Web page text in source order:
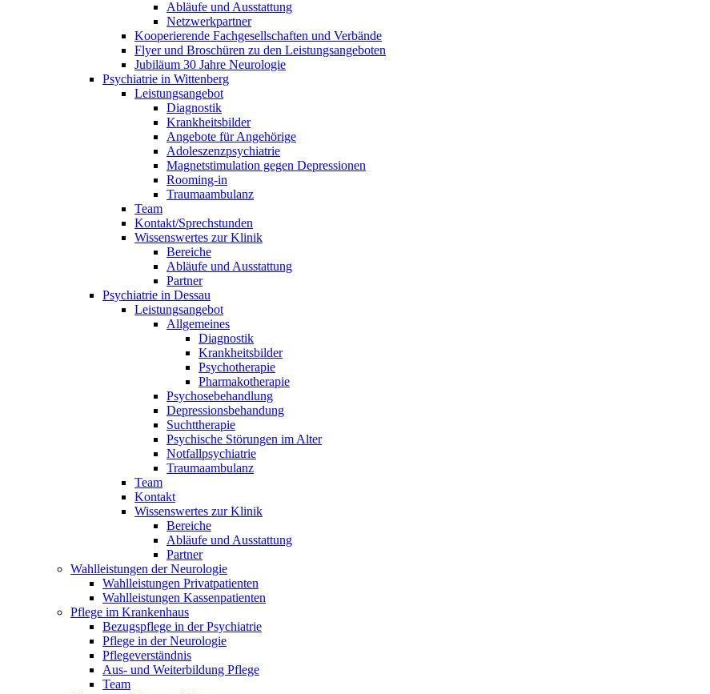
Abläufe und Ausstattung
Netzwerkpartner
Kooperierende Fachgesellschaften und Verbände
Flyer und Broschüren zu den Leistungsangeboten
Jubiläum 30 Jahre Neurologie
Psychiatrie in Wittenberg
Leistungsangebot
Diagnostik
Krankheitsbilder
Angebote für Angehörige
Adoleszenzpsychiatrie
Magnetstimulation gegen Depressionen
Rooming-in
Traumaambulanz
Team
Kontakt/Sprechstunden
Wissenswertes zur Klinik
Bereiche
Abläufe und Ausstattung
Partner
Psychiatrie in Dessau
Leistungsangebot
Allgemeines
Diagnostik
Krankheitsbilder
Psychotherapie
Pharmakotherapie
Psychosebehandlung
Depressionsbehandung
Suchttherapie
Psychische Störungen im Alter
Notfallpsychiatrie
Traumaambulanz
Team
Kontakt
Wissenswertes zur Klinik
Bereiche
Abläufe und Ausstattung
Partner
Wahlleistungen der Neurologie
Wahlleistungen Privatpatienten
Wahlleistungen Kassenpatienten
Pflege im Krankenhaus
Bezugspflege in der Psychiatrie
Pflege in der Neurologie
Pflegeverständnis
Aus- und Weiterbildung Pflege
Team